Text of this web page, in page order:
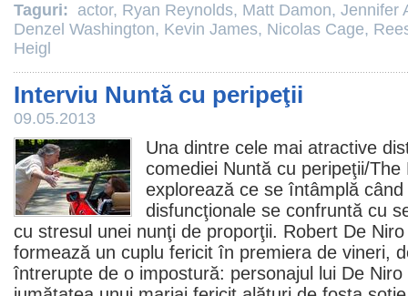
Taguri: actor, Ryan Reynolds, Matt Damon, Jennifer
Denzel Washington, Kevin James, Nicolas Cage,
Heigl
Interviu Nuntă cu peripeţii
09.05.2013
Una dintre cele mai atractive
comediei Nuntă cu peripeţii/The
explorează ce se întâmplă
disfuncţionale se confruntă cu
cu stresul unei nunţi de proporţii. Robert De Niro
formează un cuplu fericit în premiera de vineri,
întrerupte de o impostură: personajul lui De